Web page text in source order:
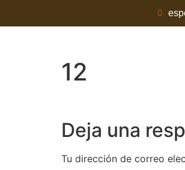
12
Deja una
Tu dirección de correo